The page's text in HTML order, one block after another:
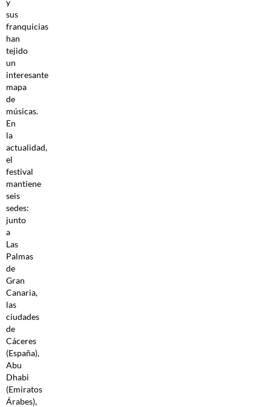
sus
franquicias
han
tejido
un
interesante
mapa
de
músicas.
En
la
actualidad,
el
festival
mantiene
seis
sedes:
junto
a
Las
Palmas
de
Gran
Canaria,
las
ciudades
de
Cáceres
(España),
Abu
Dhabi
(Emiratos
Árabes),